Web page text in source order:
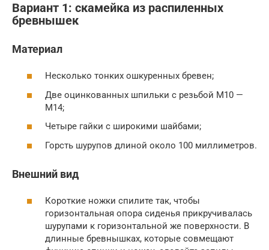
Вариант 1: скамейка из распиленных
бревнышек
Материал
Несколько тонких ошкуренных бревен;
Две оцинкованных шпильки с резьбой М10 —
М14;
Четыре гайки с широкими шайбами;
Горсть шурупов длиной около 100 миллиметров.
Внешний вид
Короткие ножки спилите так, чтобы
горизонтальная опора сиденья прикручивалась
шурупами к горизонтальной же поверхности. В
длинные бревнышках, которые совмещают